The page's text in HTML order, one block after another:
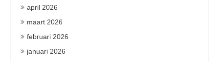
april 2026
maart 2026
februari 2026
januari 2026